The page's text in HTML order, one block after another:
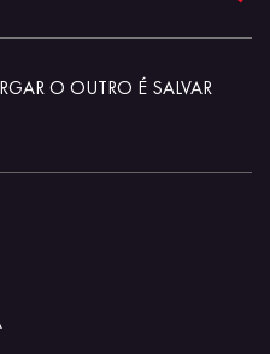
O OUTRO É SALVAR